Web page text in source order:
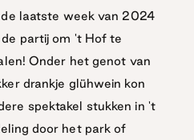
2024
laatste week van 2024
partij om 't Hof te
Onder het genot van
drankje glühwein kon
spektakel stukken in 't
door het park of